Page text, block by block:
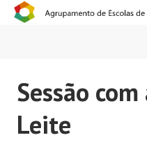
Sessão
Leite